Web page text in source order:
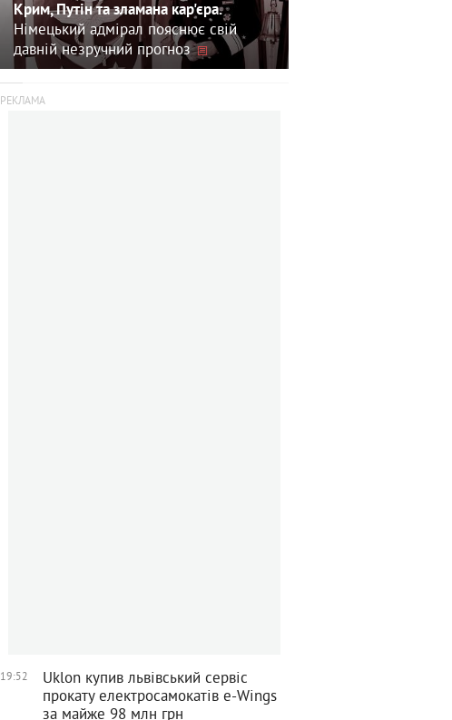
Крим, Путін та зламана кар'єра.
Німецький адмірал пояснює свій
давній незручний прогноз
19:52
Uklon купив львівський сервіс
прокату електросамокатів e-Wings
за майже 98 млн грн